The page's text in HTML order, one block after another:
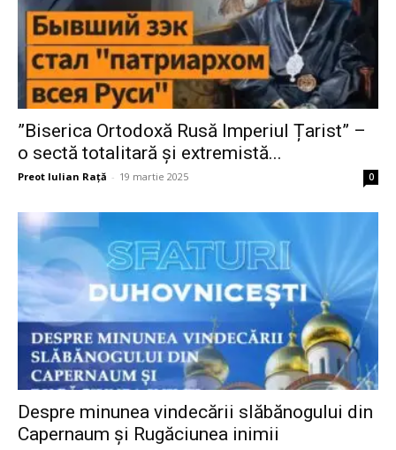
”Biserica Ortodoxă Rusă Imperiul Țarist” –
o sectă totalitară și extremistă...
Preot Iulian Raţă - 19 martie 2025 0
Despre minunea vindecării slăbănogului din
Capernaum și Rugăciunea inimii